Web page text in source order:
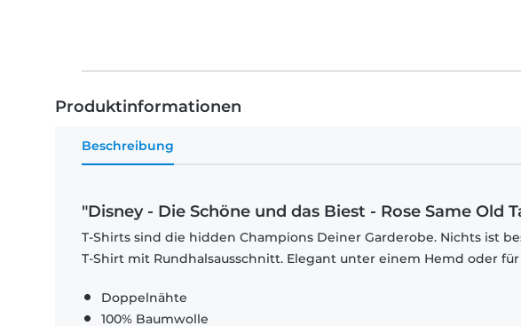
Produktinformationen
Beschreibung
"Disney - Die Schöne und das Biest - Rose Same Old
T-Shirts sind die hidden Champions Deiner Garderobe. Nichts ist
T-Shirt mit Rundhalsausschnitt. Elegant unter einem Hemd oder
Doppelnähte
100% Baumwolle